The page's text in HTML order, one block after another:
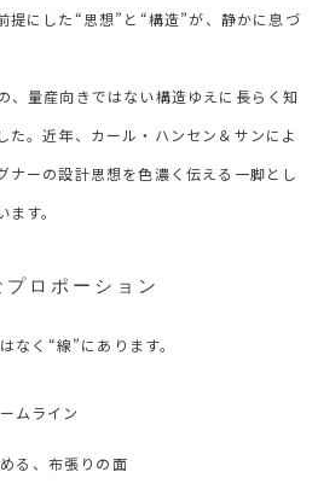
提にした“思想”と“構造”が、静かに息づ
、量産向きではない構造ゆえに長らく知
。近年、 カール・ハンセン＆サンによ
ナーの設計思想を色濃く伝える一脚とし
す。
ロポーション
なく“線”にあります。
ムライン
る、布張りの面